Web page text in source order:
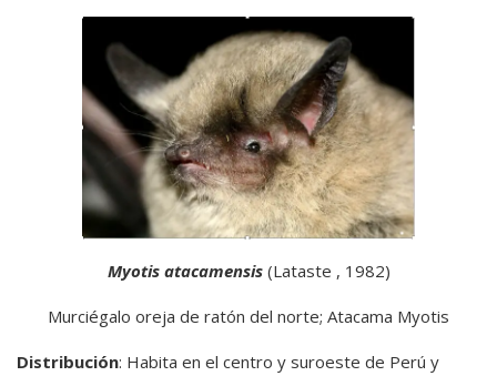
Myotis atacamensis (Lataste , 1982)
Murciégalo oreja de ratón del norte; Atacama Myotis
Distribución: Habita en el centro y suroeste de Perú y